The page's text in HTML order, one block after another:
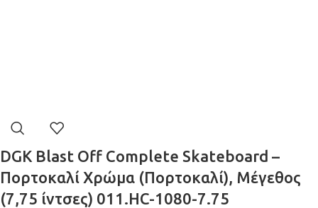
DGK Blast Off Complete Skateboard –
Πορτοκαλί Χρώμα (Πορτοκαλί), Μέγεθος
(7,75 ίντσες) 011.HC-1080-7.75